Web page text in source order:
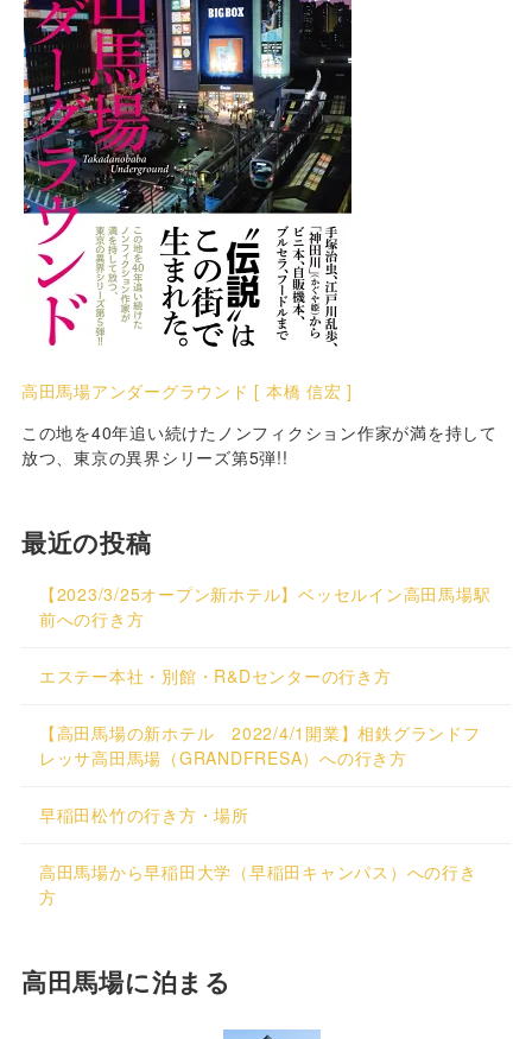
高田馬場アンダーグラウンド [ 本橋 信宏 ]
この地を40年追い続けたノンフィクション作家が満を持して
放つ、東京の異界シリーズ第5弾!!
最近の投稿
【2023/3/25オープン新ホテル】ベッセルイン高田馬場駅
前への行き方
エステー本社・別館・R&Dセンターの行き方
【高田馬場の新ホテル 2022/4/1開業】相鉄グランドフ
レッサ高田馬場（GRANDFRESA）への行き方
早稲田松竹の行き方・場所
高田馬場から早稲田大学（早稲田キャンパス）への行き
方
高田馬場に泊まる